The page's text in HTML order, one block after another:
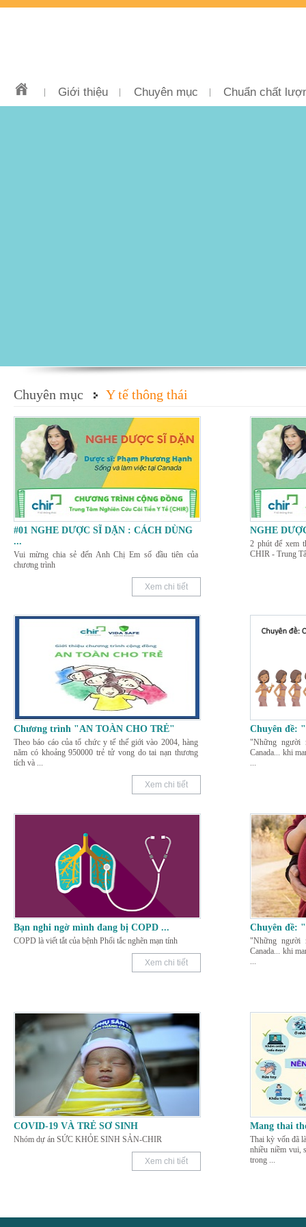
Giới thiệu Chuyên mục Chuẩn chất
Chuyên mục Y tế thông thái
#01 NGHE DƯỢC SĨ DẶN : CÁCH DÙNG
...
Vui mừng chia sẻ đến Anh Chị Em số đầu tiên của
chương trình
Xem chi tiết
NGHE
2 phút để xem
CHIR - Trung
Chương trình "AN TOÀN CHO TRẺ"
Theo báo cáo của tổ chức y tế thế giới vào 2004, hàng
năm có khoảng 950000 trẻ tử vong do tai nạn thương
tích và
Xem chi tiết
Chuyên đề:
"Những người
Canada... khi
Bạn nghi ngờ mình đang bị COPD ...
COPD là viết tắt của bệnh Phổi tắc nghẽn mạn tính
Xem chi tiết
Chuyên đề:
"Những người
Canada... khi
COVID-19 VÀ TRẺ SƠ SINH
Nhóm dự án SỨC KHỎE SINH SẢN-CHIR
Xem chi tiết
Mang thai
Thai kỳ vốn đã
nhiều niềm vui,
trong